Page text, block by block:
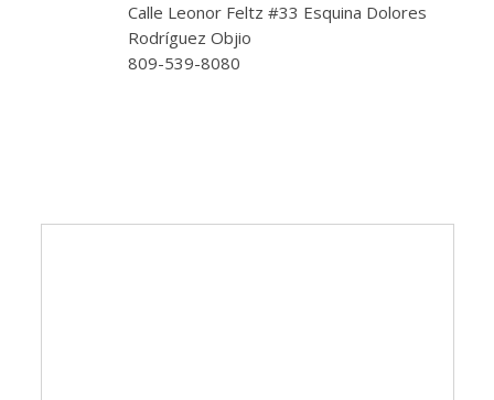
Calle Leonor Feltz #33 Esquina Dolores
Rodríguez Objio
809-539-8080